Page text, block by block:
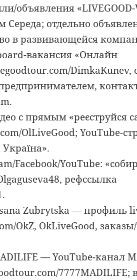
объявления «LIVEGOOD-
Середа; отдельно
в развивающейся
вакансия «Онлайн
DimkaKunev,
с прямым «реєструйся
OlLiveGood; YouTube-
Facebook/YouTube:
рефссылка
Zubrytska — профиль
OkZ, OkLiveGood,
— YouTube-канал
7777MADILIFE;